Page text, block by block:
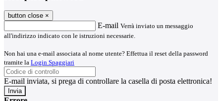
button close ×
E-mail Verrà inviato un messaggio
all'indirizzo indicato con le istruzioni necessarie.
Non hai una e-mail associata al nome utente? Effettua il reset della password
tramite la Login Spaggiari
E-mail inviata, si prega di controllare la casella di posta elettronica!